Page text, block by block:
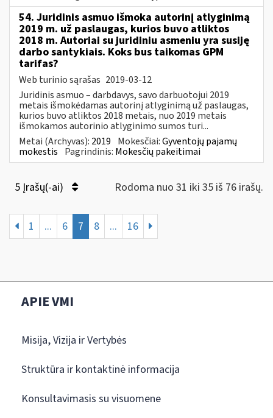
54. Juridinis asmuo išmoka autorinį atlyginimą
2019 m. už paslaugas, kurios buvo atliktos
2018 m. Autoriai su juridiniu asmeniu yra susiję
darbo santykiais. Koks bus taikomas GPM
tarifas?
Web turinio sąrašas 2019-03-12
Juridinis asmuo – darbdavys, savo darbuotojui 2019
metais išmokėdamas autorinį atlyginimą už paslaugas,
kurios buvo atliktos 2018 metais, nuo 2019 metais
išmokamos autorinio atlyginimo sumos turi...
Metai (Archyvas): 2019 Mokesčiai:Gyventojų pajamų
mokestis Pagrindinis: Mokesčių pakeitimai
5 Įrašų(-ai) Rodoma nuo 31 iki 35 iš 76 irašų.
1 ... 6 7 8 ... 16
APIE VMI
Misija, Vizija ir Vertybės
Struktūra ir kontaktinė informacija
Konsultavimasis su visuomene